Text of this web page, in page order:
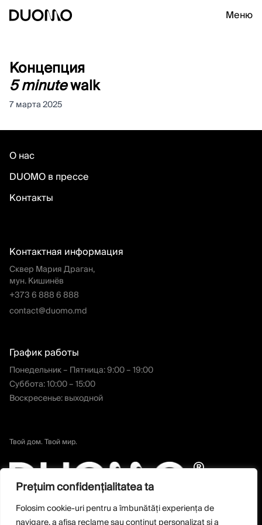
Prețuim confidențialitatea ta
Folosim cookie-uri pentru a îmbunătăți experiența de
Меню
Концепция
5 minutewalk
7 марта 2025
О нас
DUOMO в прессе
Контакты
Контактная информация
Сквер Мария Драган,
мун. Кишинёв
+373 6 888 6 888
contact@duomo.md
График работы
Понедельник – Пятница: 9:00 – 19:00
Суббота: 10:00 – 15:00
Воскресенье: выходной
Твой дом. Твой мир.